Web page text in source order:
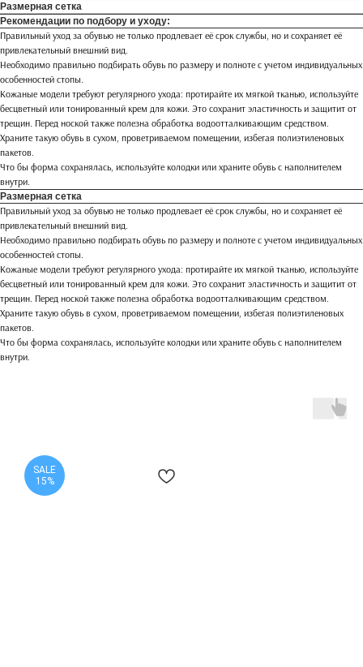
Размерная сетка
Рекомендации по подбору и уходу:
Правильный уход за обувью не только продлевает её срок службы, но и сохраняет её
привлекательный внешний вид.
Необходимо правильно подбирать обувь по размеру и полноте с учетом индивидуальных
особенностей стопы.
Кожаные модели требуют регулярного ухода: протирайте их мягкой тканью, используйте
бесцветный или тонированный крем для кожи. Это сохранит эластичность и защитит от
трещин. Перед ноской также полезна обработка водоотталкивающим средством.
Храните такую обувь в сухом, проветриваемом помещении, избегая полиэтиленовых
пакетов.
Что бы форма сохранялась, используйте колодки или храните обувь с наполнителем
внутри.
Размерная сетка
Правильный уход за обувью не только продлевает её срок службы, но и сохраняет её
привлекательный внешний вид.
Необходимо правильно подбирать обувь по размеру и полноте с учетом индивидуальных
особенностей стопы.
Кожаные модели требуют регулярного ухода: протирайте их мягкой тканью, используйте
бесцветный или тонированный крем для кожи. Это сохранит эластичность и защитит от
трещин. Перед ноской также полезна обработка водоотталкивающим средством.
Храните такую обувь в сухом, проветриваемом помещении, избегая полиэтиленовых
пакетов.
Что бы форма сохранялась, используйте колодки или храните обувь с наполнителем
внутри.
SALE
15%